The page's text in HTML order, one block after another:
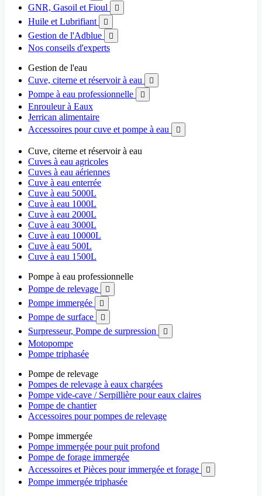
GNR, Gasoil et Fioul 
Huile et Lubrifiant 
Gestion de l'Adblue 
Nos conseils d'experts
Gestion de l'eau
Cuve, citerne et réservoir à eau

Pompe à eau professionnelle 
Enrouleur à Eaux
Jerrican alimentaire
Accessoires pour cuve et pompe à eau

Cuve, citerne et réservoir à eau
Cuves à eau agricoles
Cuves à eau aériennes
Cuve à eau enterrée
Cuve à eau 5000L
Cuve à eau 1000L
Cuve à eau 2000L
Cuve à eau 3000L
Cuve à eau 10000L
Cuve à eau 500L
Cuve à eau 1500L
Pompe à eau professionnelle
Pompe de relevage

Pompe immergée 
Pompe de surface 
Surpresseur, Pompe de surpression 
Motopompe
Pompe triphasée
Pompe de relevage
Pompes de relevage à eaux chargées
Pompe vide-cave / Serpillière pour eaux claires
Pompe de chantier
Accessoires pour pompes de relevage
Pompe immergée
Pompe immergée pour puit profond
Pompe de forage immergée
Accessoires et Pièces pour immergée et forage

Pompe immergée triphasée